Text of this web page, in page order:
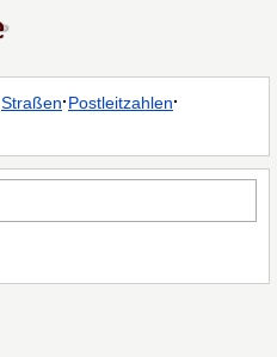
Straßen·Postleitzahlen·